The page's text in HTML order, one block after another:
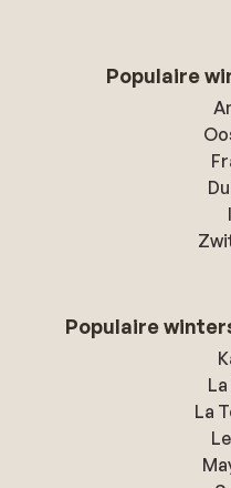
Populaire
Populaire
La